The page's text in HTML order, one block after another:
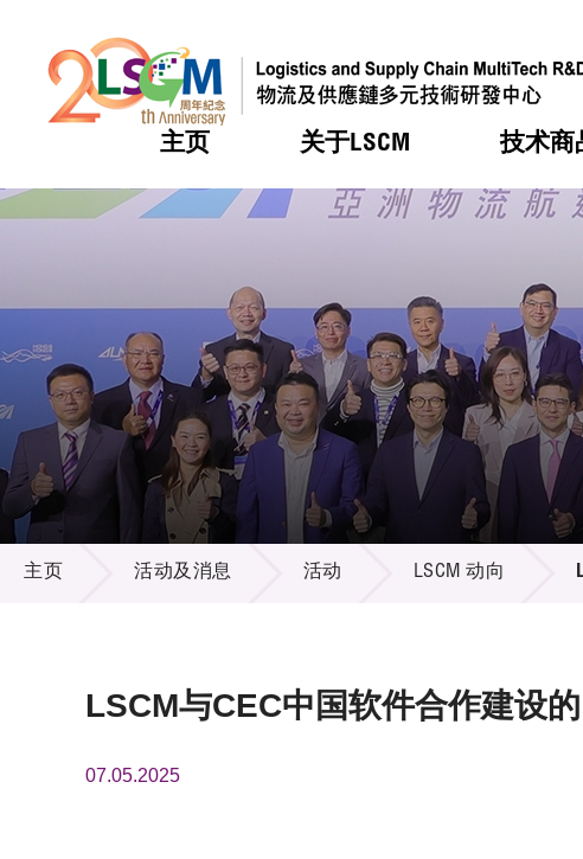
主页 关于LSCM
热门 机构简介
组织架构
组织架构
董事局
研究顾问
招标通告
技术商
热门 服务
可获授权之
应用于公共
重点项目
热门 合作计划
资助计划
资助计划
税务优惠
申请
评审
征求研发项
项目资料库
热门 活动
奖项
新闻中心
媒体报导
新闻稿
资讯中心
多媒体
出版刊物
热门 会籍及服务
会员列表
会员登入
活动及消息
主页 活动及消息 活动 LSCM 动向
LSCM与CEC中国软件合作建设
07.05.2025